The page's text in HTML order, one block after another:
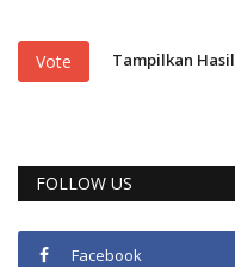
Vote Tampilkan Hasil
FOLLOW US
Facebook